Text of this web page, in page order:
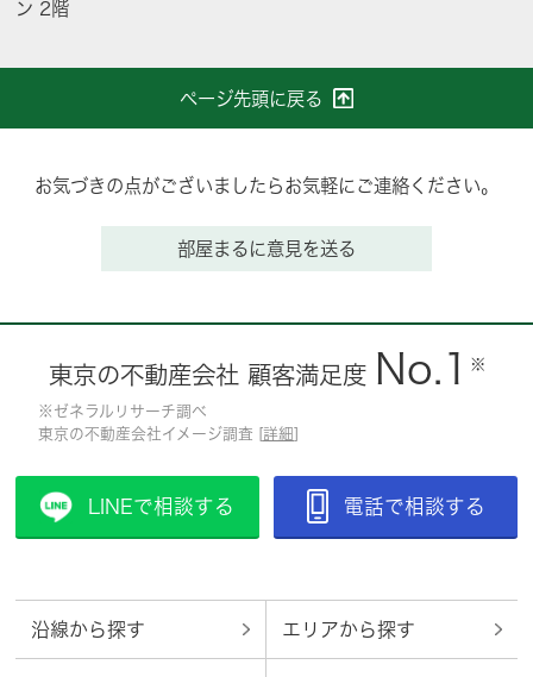
ン 2階
ページ先頭に戻る
お気づきの点がございましたらお気軽にご連絡ください。
部屋まるに意見を送る
東京の不動産会社 顧客満足度 No.1 ※
※ゼネラルリサーチ調べ
東京の不動産会社イメージ調査 [ 詳細
LINEで相談する 電話で相談する
沿線から探す エリアから探す